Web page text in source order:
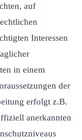
auf
Interessen
in einem
der
erfolgt z.B.
anerkannten